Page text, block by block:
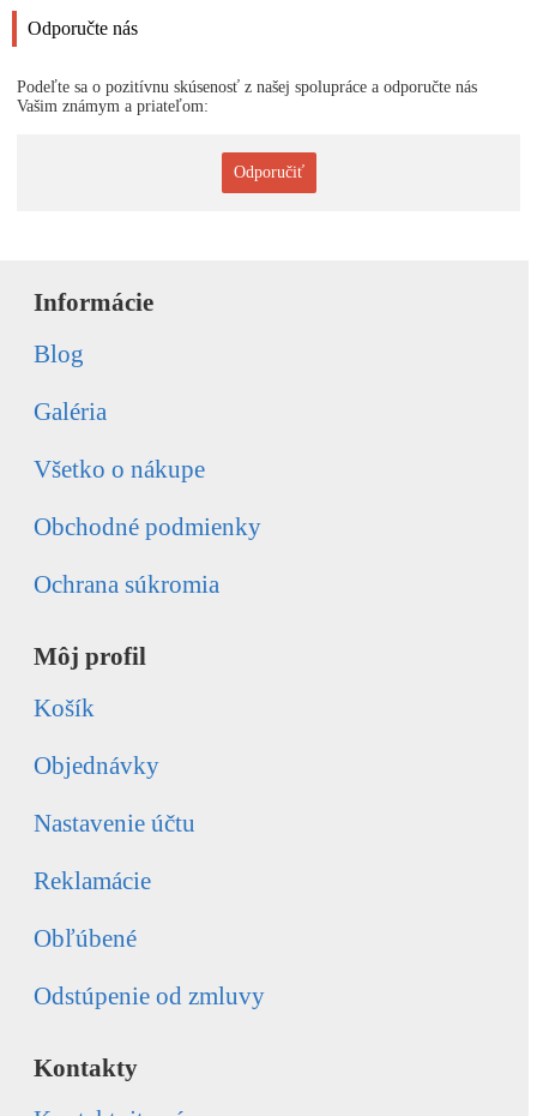
Odporučte nás
Podeľte sa o pozitívnu skúsenosť z našej spolupráce a odporučte nás
Vašim známym a priateľom:
Odporučiť
Informácie
Blog
Galéria
Všetko o nákupe
Obchodné podmienky
Ochrana súkromia
Môj profil
Košík
Objednávky
Nastavenie účtu
Reklamácie
Obľúbené
Odstúpenie od zmluvy
Kontakty